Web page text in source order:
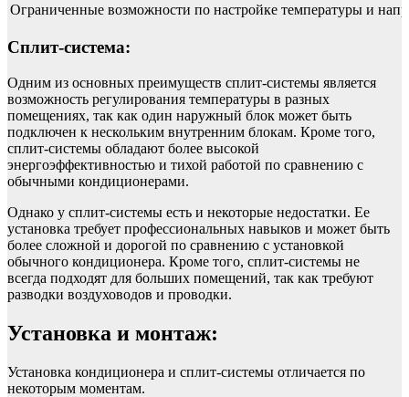
Ограниченные возможности по настройке температуры и
Сплит-система:
Одним из основных преимуществ сплит-системы является
возможность регулирования температуры в разных
помещениях, так как один наружный блок может быть
подключен к нескольким внутренним блокам. Кроме того,
сплит-системы обладают более высокой
энергоэффективностью и тихой работой по сравнению с
обычными кондиционерами.
Однако у сплит-системы есть и некоторые недостатки. Ее
установка требует профессиональных навыков и может быть
более сложной и дорогой по сравнению с установкой
обычного кондиционера. Кроме того, сплит-системы не
всегда подходят для больших помещений, так как требуют
разводки воздуховодов и проводки.
Установка и монтаж:
Установка кондиционера и сплит-системы отличается по
некоторым моментам.